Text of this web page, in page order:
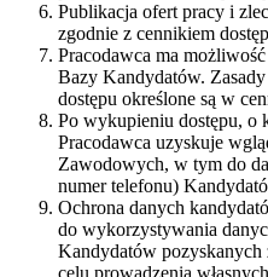
Publikacja ofert pracy i
zgodnie z cennikiem
Pracodawca ma
Bazy Kandydatów. Zasady
dostępu określone są w
Po wykupieniu dostępu, o
Pracodawca uzyskuje
Zawodowych, w tym do
numer telefonu)
Ochrona danych
do wykorzystywania
Kandydatów